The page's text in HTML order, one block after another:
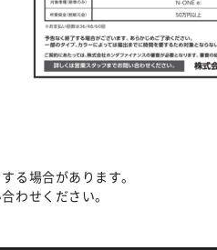
る場合があります。
わせください。